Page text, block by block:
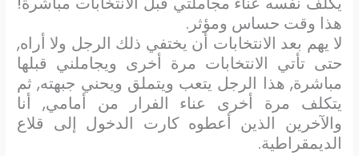
هذا وقت حساس ومؤثر.
لا يهم بعد الانتخابات أن يختفي ذلك الرجل ولا أراه,
حتى تأتي الانتخابات مرة أخرى ويجاملني قبلها
مباشرة, هذا الرجل يتعب ويتملق ويحني جبهته, ثم
يتكلف مرة أخرى عناء الفرار من أمامي, أنا
والآخرين الذين أعطوه كارت الدخول إلى قلاع
الديمقراطية.